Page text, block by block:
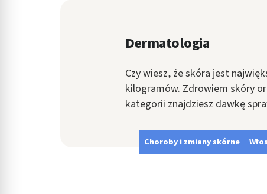
Dermatologia
Czy wiesz, że skóra jest
kilogramów. Zdrowiem skóry
kategorii znajdziesz dawkę
Choroby i zmiany skórne